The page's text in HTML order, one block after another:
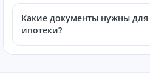
Какие документы нужны
ипотеки?